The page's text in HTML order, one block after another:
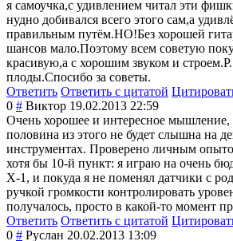
я самоучка,с удивлением читал эти
нудно добивался всего этого сам,а
правильным путём.НО!Без хорошей
шансов мало.Поэтому всем советую
красивую,а с хорошим звуком и
плоды.Спосибо за советы.
Ответить Ответить с цитатой
0 # Виктор 19.02.2013 22:59
Очень хорошее и интересное
половина из этого не будет слышна на
инструментах. Проверено личным
хотя бы 10-й пункт: я играю на очень
X-1, и покуда я не поменял датчики с
ручкой громкости контролировать
получалось, просто в какой-то момент
Ответить Ответить с цитатой
0 # Руслан 20.02.2013 13:09